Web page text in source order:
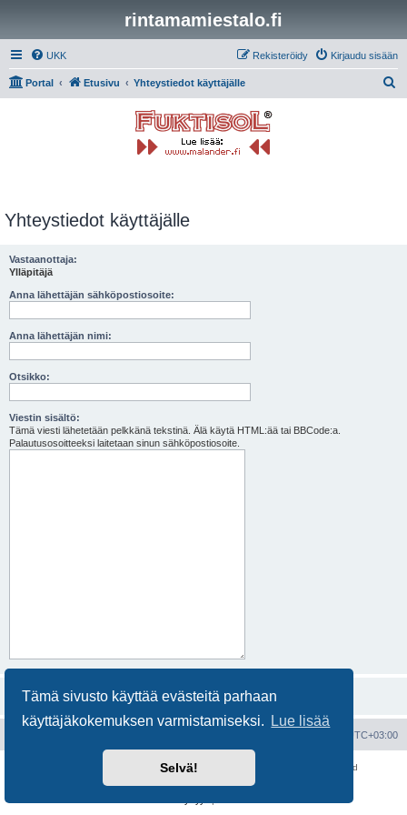
Tämä sivusto käyttää evästeitä parhaan
käyttäjäkokemuksen varmistamiseksi.
Lue lisää
Selvä!
rintamamiestalo.fi
UKK Kirjaudu sisään
Rekisteröidy
Portal Etusivu Yhteystiedot käyttäjälle
Yhteystiedot käyttäjälle
Vastaanottaja:
Ylläpitäjä
Anna lähettäjän sähköpostiosoite:
Anna lähettäjän nimi:
Otsikko:
Viestin sisältö:
Tämä viesti lähetetään pelkkänä tekstinä. Älä käytä HTML:ää tai BBCode:a.
Palautusosoitteeksi laitetaan sinun sähköpostiosoite.
UTC+03:00
Keskustelufoorumin ohjelmistophpBB
® Forum Software © phpBB Limited
Käännös: phpBB Suomi (lurttinen, harritapio, Pettis)